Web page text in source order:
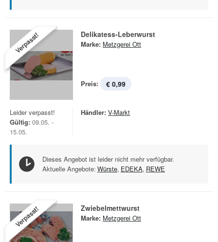
Verpasst! Delikatess-Leberwurst
Marke: Metzgerei Ott
Preis: € 0,99
Leider verpasst!
Gültig: 09.05. -
15.05.
Händler: V-Markt
Dieses Angebot ist leider nicht mehr verfügbar.
Aktuelle Angebote: Würste, EDEKA, REWE
Verpasst! Zwiebelmettwurst
Marke: Metzgerei Ott